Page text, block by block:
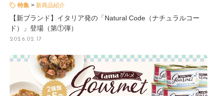
特集 新商品紹介
【新ブランド】イタリア発の「Natural Code（ナチュラルコー
ド）」登場（第①弾）
2026.02.17